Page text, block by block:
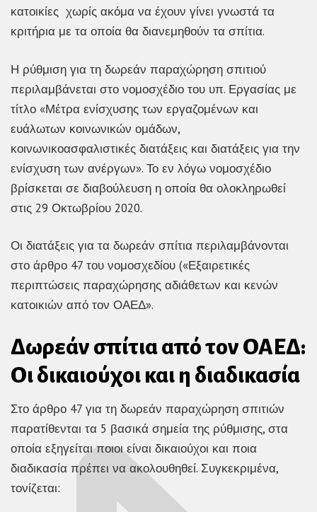
κατοικίες χωρίς ακόμα να έχουν γίνει γνωστά τα
κριτήρια με τα οποία θα διανεμηθούν τα σπίτια.
Η ρύθμιση για τη δωρεάν παραχώρηση σπιτιού
περιλαμβάνεται στο νομοσχέδιο του υπ. Εργασίας με
τίτλο «Μέτρα ενίσχυσης των εργαζομένων και
ευάλωτων κοινωνικών ομάδων,
κοινωνικοασφαλιστικές διατάξεις και διατάξεις για την
ενίσχυση των ανέργων». Το εν λόγω νομοσχέδιο
βρίσκεται σε διαβούλευση η οποία θα ολοκληρωθεί
στις 29 Οκτωβρίου 2020.
Οι διατάξεις για τα δωρεάν σπίτια περιλαμβάνονται
στο άρθρο 47 του νομοσχεδίου («Εξαιρετικές
περιπτώσεις παραχώρησης αδιάθετων και κενών
κατοικιών από τον ΟΑΕΔ».
Δωρεάν σπίτια από τον ΟΑΕΔ:
Οι δικαιούχοι και η διαδικασία
Στο άρθρο 47 για τη δωρεάν παραχώρηση σπιτιών
παρατίθενται τα 5 βασικά σημεία της ρύθμισης, στα
οποία εξηγείται ποιοι είναι δικαιούχοι και ποια
διαδικασία πρέπει να ακολουθηθεί. Συγκεκριμένα,
τονίζεται: